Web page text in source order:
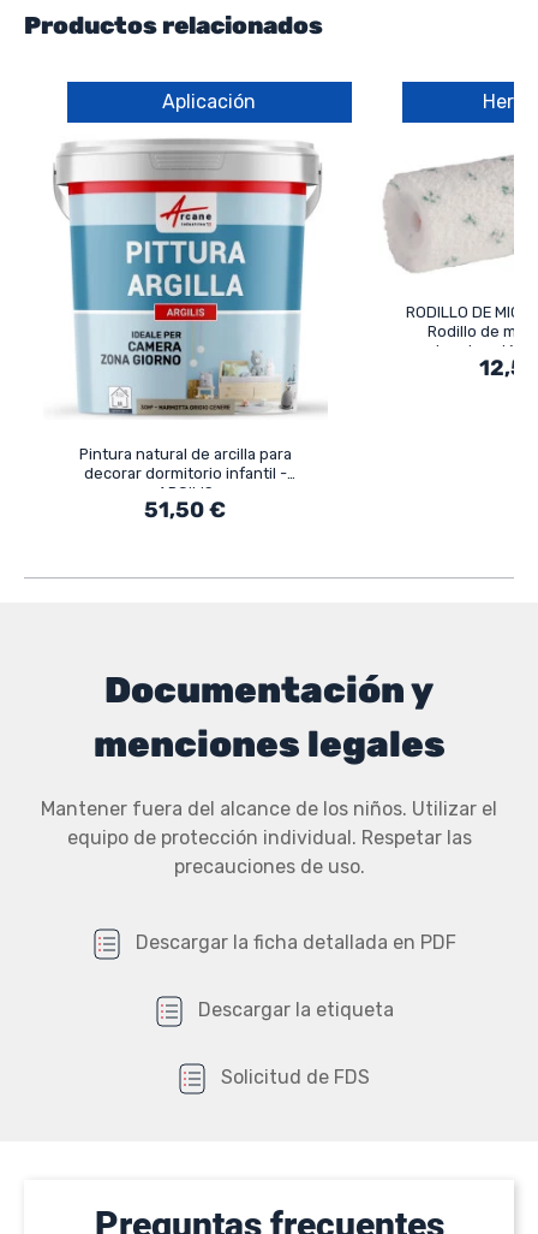
Productos relacionados
Aplicación
Pintura natural de arcilla para
decorar dormitorio infantil -
ARGILIS
51,50 €
RODILLO DE
Rodillo de
imprimación
Documentación y
menciones legales
Mantener fuera del alcance de los niños. Utilizar el
equipo de protección individual. Respetar las
precauciones de uso.
Descargar la ficha detallada en PDF
Descargar la etiqueta
Solicitud de FDS
Preguntas frecuentes